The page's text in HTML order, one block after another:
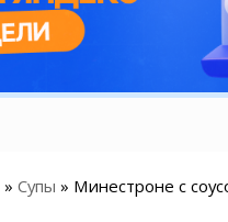
» Супы » Минестроне с